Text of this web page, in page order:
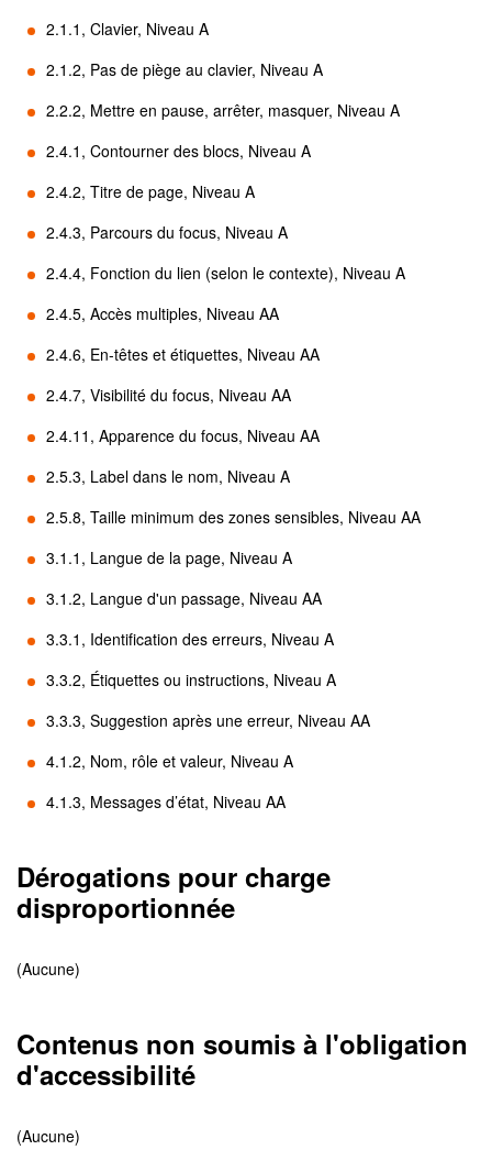
2.1.1, Clavier, Niveau A
2.1.2, Pas de piège au clavier, Niveau A
2.2.2, Mettre en pause, arrêter, masquer, Niveau A
2.4.1, Contourner des blocs, Niveau A
2.4.2, Titre de page, Niveau A
2.4.3, Parcours du focus, Niveau A
2.4.4, Fonction du lien (selon le contexte), Niveau A
2.4.5, Accès multiples, Niveau AA
2.4.6, En-têtes et étiquettes, Niveau AA
2.4.7, Visibilité du focus, Niveau AA
2.4.11, Apparence du focus, Niveau AA
2.5.3, Label dans le nom, Niveau A
2.5.8, Taille minimum des zones sensibles, Niveau AA
3.1.1, Langue de la page, Niveau A
3.1.2, Langue d'un passage, Niveau AA
3.3.1, Identification des erreurs, Niveau A
3.3.2, Étiquettes ou instructions, Niveau A
3.3.3, Suggestion après une erreur, Niveau AA
4.1.2, Nom, rôle et valeur, Niveau A
4.1.3, Messages d’état, Niveau AA
Dérogations pour charge
disproportionnée
(Aucune)
Contenus non soumis à l'obligation
d'accessibilité
(Aucune)